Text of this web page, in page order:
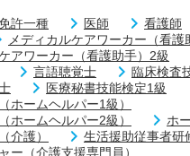
許一種 医師 看護師
メディカルケアワーカー（看護
アワーカー（看護助手）2級
言語聴覚士
臨床検査
医療秘書技能検定1級
ホームヘルパー1級）
ホームヘルパー2級）
ホ
介護）
生活援助従事者研
ー（介護支援専門員）